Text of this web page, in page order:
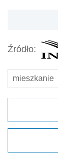
Źródło:
mieszkanie